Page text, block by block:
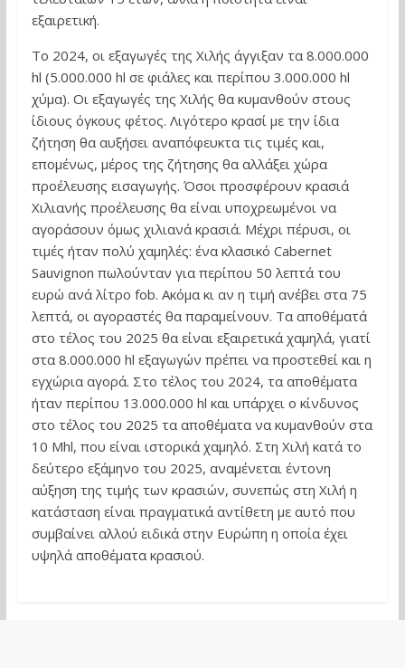
εξαιρετική.
Το 2024, οι εξαγωγές της Χιλής άγγιξαν τα 8.000.000
hl (5.000.000 hl σε φιάλες και περίπου 3.000.000 hl
χύμα). Οι εξαγωγές της Χιλής θα κυμανθούν στους
ίδιους όγκους φέτος. Λιγότερο κρασί με την ίδια
ζήτηση θα αυξήσει αναπόφευκτα τις τιμές και,
επομένως, μέρος της ζήτησης θα αλλάξει χώρα
προέλευσης εισαγωγής. Όσοι προσφέρουν κρασιά
Χιλιανής προέλευσης θα είναι υποχρεωμένοι να
αγοράσουν όμως χιλιανά κρασιά. Μέχρι πέρυσι, οι
τιμές ήταν πολύ χαμηλές: ένα κλασικό Cabernet
Sauvignon πωλούνταν για περίπου 50 λεπτά του
ευρώ ανά λίτρο fob. Ακόμα κι αν η τιμή ανέβει στα 75
λεπτά, οι αγοραστές θα παραμείνουν. Τα αποθέματά
στο τέλος του 2025 θα είναι εξαιρετικά χαμηλά, γιατί
στα 8.000.000 hl εξαγωγών πρέπει να προστεθεί και η
εγχώρια αγορά. Στο τέλος του 2024, τα αποθέματα
ήταν περίπου 13.000.000 hl και υπάρχει ο κίνδυνος
στο τέλος του 2025 τα αποθέματα να κυμανθούν στα
10 Mhl, που είναι ιστορικά χαμηλό. Στη Χιλή κατά το
δεύτερο εξάμηνο του 2025, αναμένεται έντονη
αύξηση της τιμής των κρασιών, συνεπώς στη Χιλή η
κατάσταση είναι πραγματικά αντίθετη με αυτό που
συμβαίνει αλλού ειδικά στην Ευρώπη η οποία έχει
υψηλά αποθέματα κρασιού.